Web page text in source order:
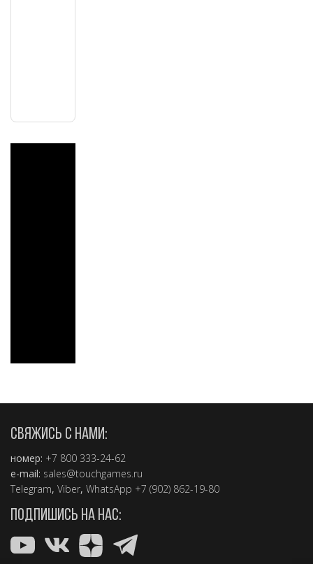
СВЯЖИСЬ С НАМИ:
номер: +7 800 333-24-62
e-mail: sales@touchgames.ru
Telegram, Viber, WhatsApp +7 (902) 862-19-80
ПОДПИШИСЬ НА НАС: